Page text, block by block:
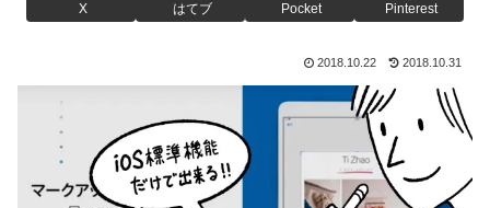
X はてブ Pocket Pinterest
2018.10.22 2018.10.31